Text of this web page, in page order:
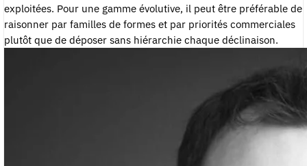
exploitées. Pour une gamme évolutive, il peut être préférable de
raisonner par familles de formes et par priorités commerciales
plutôt que de déposer sans hiérarchie chaque déclinaison.